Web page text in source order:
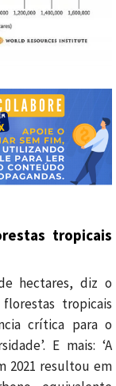
tropicais
hectares, diz o
tropicais
crítica para o
E mais: ‘A
2021 resultou em